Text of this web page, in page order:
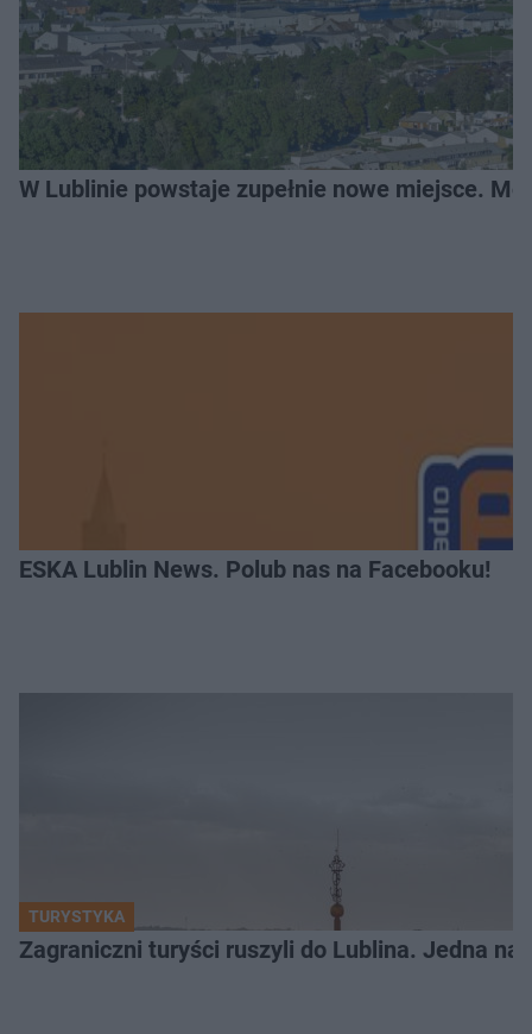
W Lublinie powstaje zupełnie nowe miejsce.
ESKA Lublin News. Polub nas na Facebooku!
TURYSTYKA
Zagraniczni turyści ruszyli do Lublina. Jedna